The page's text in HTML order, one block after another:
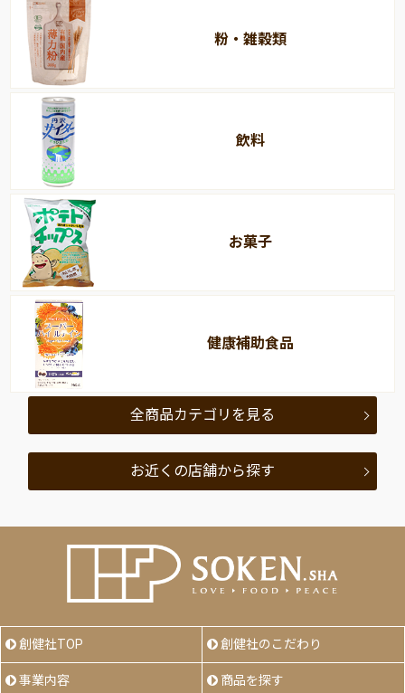
粉・雑穀類
飲料
お菓子
健康補助食品
全商品カテゴリを見る
お近くの店舗から探す
創健社TOP 創健社のこだわり
事業内容 商品を探す